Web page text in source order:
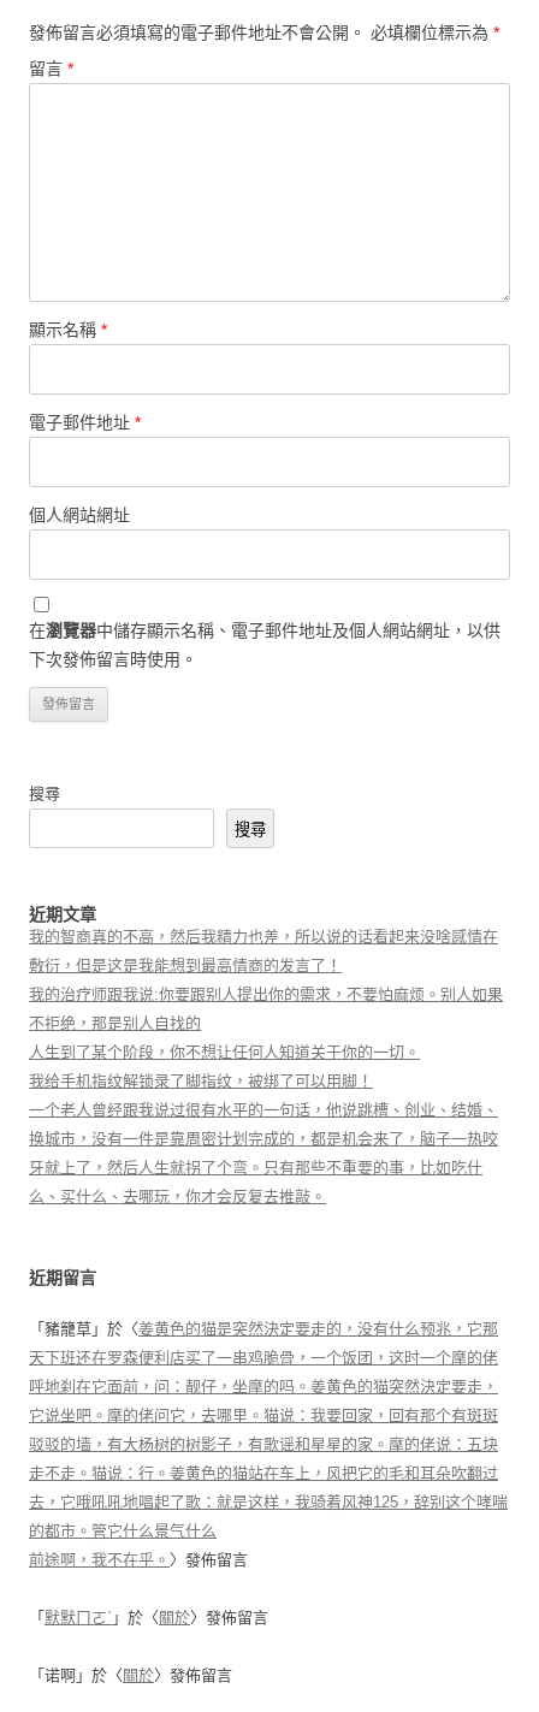
發佈留言必須填寫的電子郵件地址不會公開。 必填欄位標示為 *
留言 *
顯示名稱 *
電子郵件地址 *
個人網站網址
在瀏覽器中儲存顯示名稱、電子郵件地址及個人網站網址，以供
下次發佈留言時使用。
搜尋
搜尋
近期文章
我的智商真的不高，然后我精力也差，所以说的话看起来没啥感情在
敷衍，但是这是我能想到最高情商的发言了！
我的治疗师跟我说:你要跟别人提出你的需求，不要怕麻烦。别人如果
不拒绝，那是别人自找的
人生到了某个阶段，你不想让任何人知道关于你的一切。
我给手机指纹解锁录了脚指纹，被绑了可以用脚！
一个老人曾经跟我说过很有水平的一句话，他说跳槽、创业、结婚、
换城市，没有一件是靠周密计划完成的，都是机会来了，脑子一热咬
牙就上了，然后人生就拐了个弯。只有那些不重要的事，比如吃什
么、买什么、去哪玩，你才会反复去推敲。
近期留言
「 豬籠草 」於〈姜黄色的猫是突然決定要走的，没有什么预兆，它那
天下班还在罗森便利店买了一串鸡脆骨，一个饭团，这时一个摩的佬
呼地刹在它面前，问：靓仔，坐摩的吗。姜黄色的猫突然決定要走，
它说坐吧。摩的佬问它，去哪里。猫说：我要回家，回有那个有斑斑
驳驳的墙，有大杨树的树影子，有歌谣和星星的家。摩的佬说：五块
走不走。猫说：行。姜黄色的猫站在车上，风把它的毛和耳朵吹翻过
去，它哦吼吼地唱起了歌：就是这样，我骑着风神125，辞别这个哮喘
的都市。管它什么景气什么
前途啊，我不在乎。 〉發佈留言
「 默默ㄇㄛˋ 」於〈 關於〉發佈留言
「 诺啊 」於〈 關於〉發佈留言